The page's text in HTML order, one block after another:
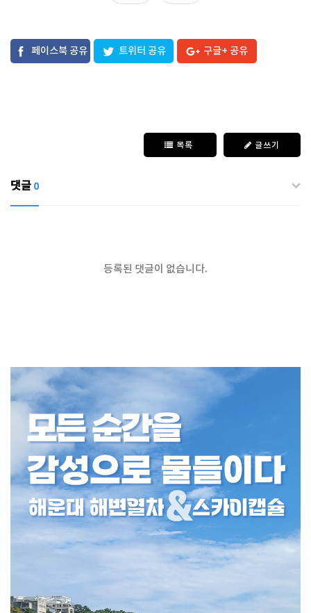
페이스북 공유 트위터 공유 구글+ 공유
목록 글쓰기
댓글 0
등록된 댓글이 없습니다.